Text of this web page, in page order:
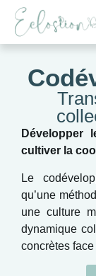
Développer
cultiver la
Le
qu’une
une culture
dynamique
concrètes